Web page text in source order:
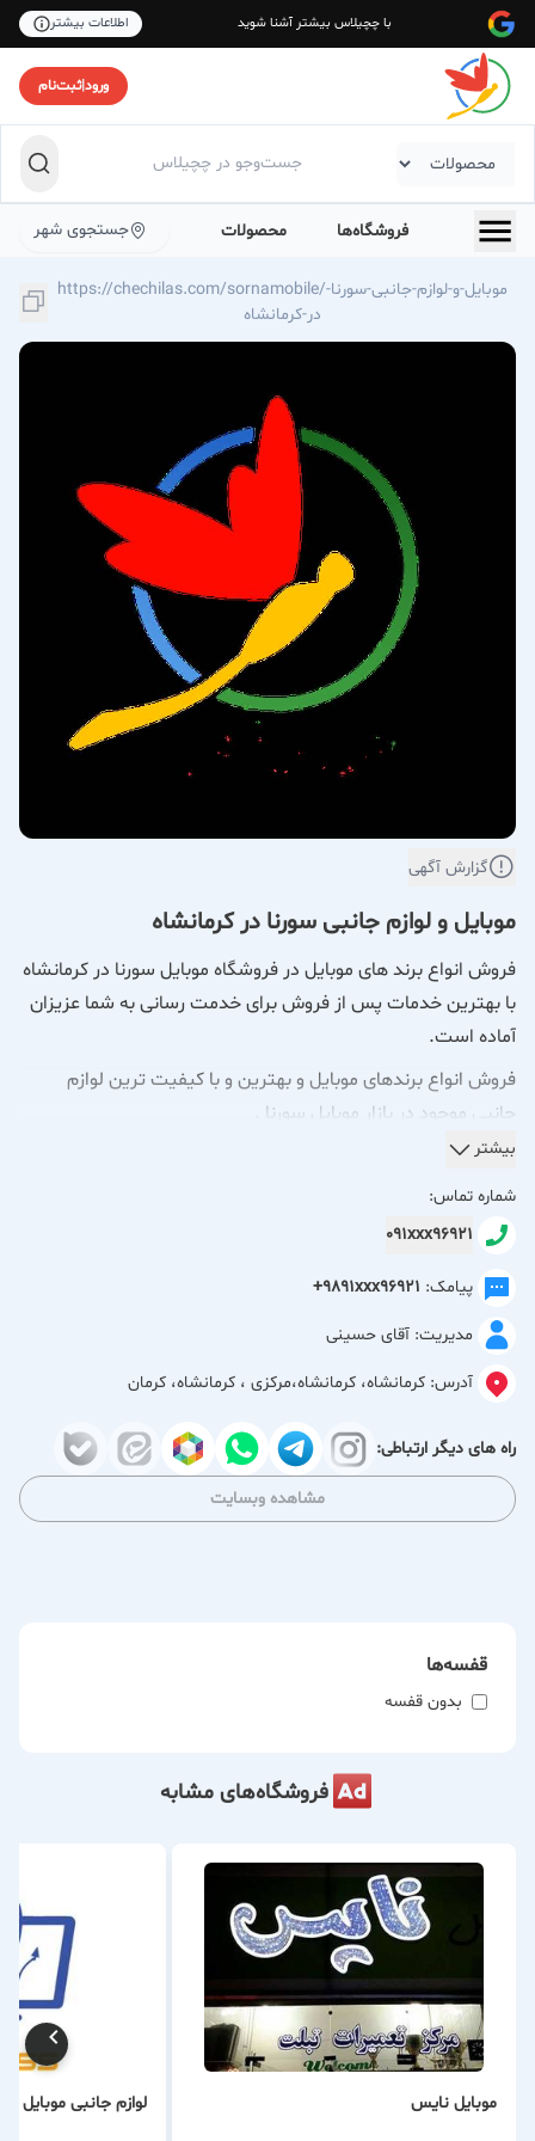
با چچیلاس بیشتر آشنا شوید اطلاعات بیشتر
ورود|ثبت‌نام
فروشگاه‌ها محصولات جستجوی شهر
https://chechilas.com/sornamobile/موبایل-و-لوازم-جانبی-سورنا-
در-کرمانشاه
گزارش آگهی
موبایل و لوازم جانبی سورنا در کرمانشاه
فروش انواع برند های موبایل در فروشگاه موبایل سورنا در کرمانشاه
با بهترین خدمات پس از فروش برای خدمت رسانی به شما عزیزان
آماده است.
فروش انواع برندهای موبایل و بهترین و با کیفیت ترین لوازم
جانبی موجود در بازار موبایل سورنا .
زیر میباشد:
همه روزه از ساعت 10 صبح تا 20 عصر.
جهت خرید و مشاوره به صورت حضوری و آنلاین به فروشگاه موبایل
سورنا مراجعه فرمایید یا با شماره ذکر شده در صفحه موبایل سورنا
تماس حاصل فرمایید.
بیشتر
شماره تماس:
091xxx96921
پیامک: +9891xxx96921
مدیریت: آقای حسینی
آدرس: کرمانشاه، کرمانشاه،مرکزی ، کرمانشاه، کرمان
راه های دیگر ارتباطی:
مشاهده وبسایت
قفسه‌ها
بدون قفسه
فروشگاه‌های مشابه
موبایل نایس لوازم جانبی موبایل